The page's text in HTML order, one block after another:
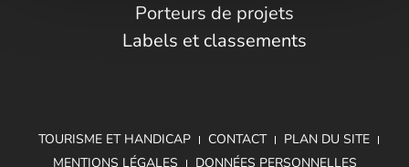
Porteurs de projets
Labels et classements
TOURISME ET HANDICAP CONTACT
PLAN DU SITE
MENTIONS LÉGALES
DONNÉES PERSONNELLES